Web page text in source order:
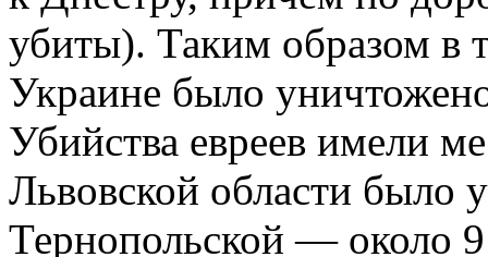
убиты). Таким образом в
Украине было
Убийства евреев имели
Львовской области было
Тернопольской — около